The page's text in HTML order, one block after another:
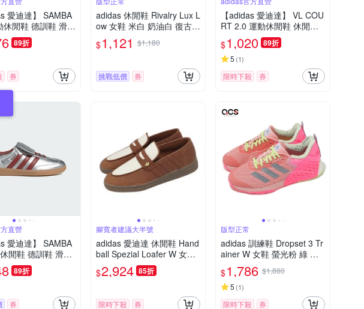
愛迪達】 SAMBA
休閒鞋 德訓鞋 滑板
- Originals JS393
89折
券
adidas 休閒鞋 Rivalry Lux L
ow 女鞋 米白 奶油白 復古
愛迪達 IH0350
$1,121 $1,180
挑戰低價 券
【adidas 愛迪達】 VL COU
RT 2.0 運動休閒鞋 休閒鞋
童鞋 DB1837
$1,020 89折
5 (1)
限時下殺 券
直營
愛迪達】 SAMBA
閒鞋 德訓鞋 滑板
- Originals JH570
89折
券
腳寬者建議大半號
adidas 愛迪達 休閒鞋 Hand
ball Spezial Loafer W 女鞋
男鞋 棕 樂福鞋 LA6439
$2,924 85折
限時下殺 券
版型正常
adidas 訓練鞋 Dropset 3 Tr
ainer W 女鞋 螢光粉 綠 運
動鞋 緩震 穩定 健身 愛迪達
JI2075
$1,786 $1,880
5 (1)
限時下殺 券